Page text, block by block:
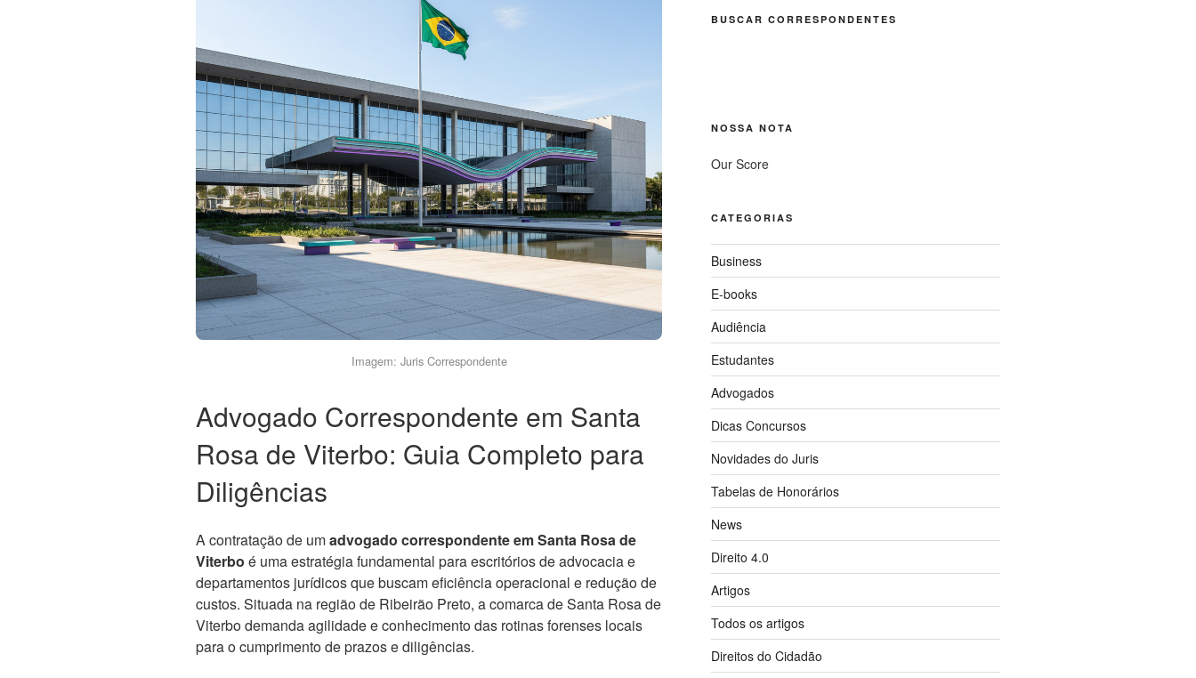
Imagem: Juris Correspondente
Advogado Correspondente em Santa
Rosa de Viterbo: Guia Completo para
Diligências
A contratação de umadvogado correspondente em Santa Rosa de
Viterbo é uma estratégia fundamental para escritórios de advocacia e
departamentos jurídicos que buscam eficiência operacional e redução de
custos. Situada na região de Ribeirão Preto, a comarca de Santa Rosa de
Viterbo demanda agilidade e conhecimento das rotinas forenses locais
para o cumprimento de prazos e diligências.
BUSCAR CORRESPONDENTES
NOSSA NOTA
Our Score
CATEGORIAS
Business
E-books
Audiência
Estudantes
Advogados
Dicas Concursos
Novidades do Juris
Tabelas de Honorários
News
Direito 4.0
Artigos
Todos os artigos
Direitos do Cidadão